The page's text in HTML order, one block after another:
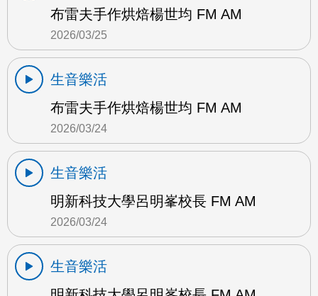
布雷夫手作烘焙楊世均 FM AM
2026/03/25
生音樂活
布雷夫手作烘焙楊世均 FM AM
2026/03/24
生音樂活
明新科技大學呂明峯校長 FM AM
2026/03/24
生音樂活